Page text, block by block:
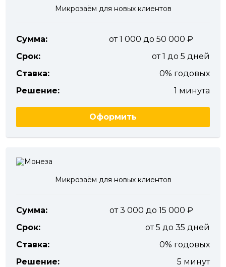
Микрозаём для новых клиентов
Сумма:
от 1 000 до 50 000
Срок:
от 1 до 5 дней
Ставка:
0% годовых
Решение:
1 минута
Оформить
Микрозаём для новых клиентов
Сумма:
от 3 000 до 15 000
Срок:
от 5 до 35 дней
Ставка:
0% годовых
Решение:
5 минут